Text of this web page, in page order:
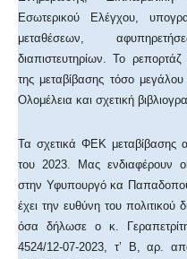
Εσωτερικού Ελέγχου,
μεταθέσεων,
διαπιστευτηρίων. Το ρεπορτάζ
της μεταβίβασης τόσο
Ολομέλεια και σχετική
Τα σχετικά ΦΕΚ μεταβίβασης
του 2023. Μας ενδιαφέρουν
στην Υφυπουργό κα
έχει την ευθύνη του
όσα δήλωσε ο κ.
4524/12-07-2023, τ’ Β, αρ.